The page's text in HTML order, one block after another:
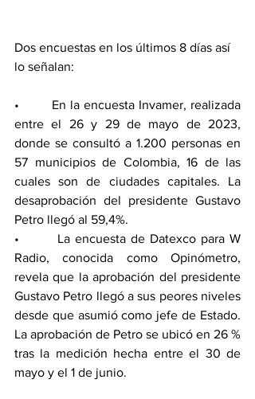
Dos encuestas en los últimos 8 días así
lo señalan:
•        En la encuesta Invamer, realizada
entre el 26 y 29 de mayo de 2023,
donde se consultó a 1.200 personas en
57 municipios de Colombia, 16 de las
cuales son de ciudades capitales. La
desaprobación del presidente Gustavo
Petro llegó al 59,4%.
•        La encuesta de Datexco para W
Radio, conocida como Opinómetro,
revela que la aprobación del presidente
Gustavo Petro llegó a sus peores niveles
desde que asumió como jefe de Estado.
La aprobación de Petro se ubicó en 26 %
tras la medición hecha entre el 30 de
mayo y el 1 de junio.